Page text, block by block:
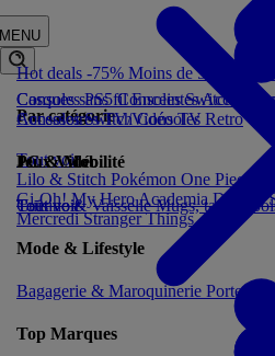
MENU
Hot deals -75% Moins de 5€
Par catégorie
Tout voir
Consoles PS5Consoles Switch 2
Consoles SwitchConsoles Retro
Jeux Vidéo
Tout voir
Cuisine & VaisselleMugs, tasses,
Mode & Lifestyle
Bagagerie & Maroquinerie Porte-
Top Marques
Casques sans filEnceintes
Accessoires TV/VidéoTV
PC & Mobilité
Tout voir
Lilo & Stitch Pokémon One Piece
Gi-Oh!My Hero AcademiaDemon
MercrediStranger Things